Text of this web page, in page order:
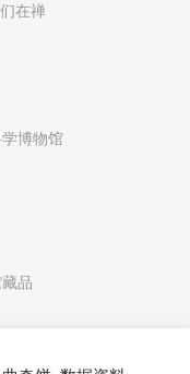
在禅
博物馆
品